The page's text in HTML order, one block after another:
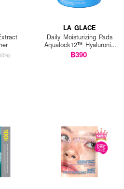
LA GLACE
Daily Moisturizing Pads
Aqualock12™ Hyaluronic
Complex
฿390